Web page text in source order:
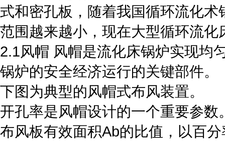
式和密孔板，随着我国循环流化
范围越来越小，现在大型循环流
2.1风帽 风帽是流化床锅炉实现均
锅炉的安全经济运行的关键部件。
下图为典型的风帽式布风装置。
开孔率是风帽设计的一个重要参
布风板有效面积Ab的比值，以百